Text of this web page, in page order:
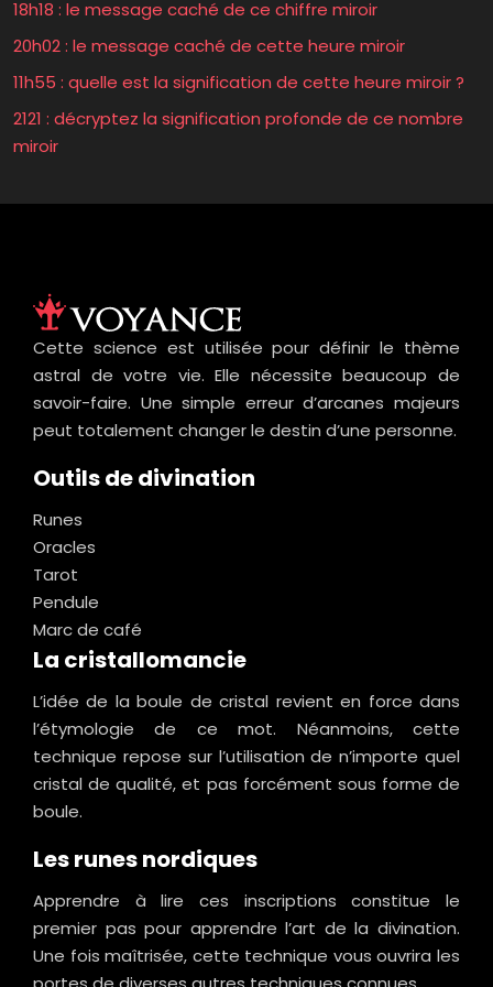
18h18 : le message caché de ce chiffre miroir
20h02 : le message caché de cette heure miroir
11h55 : quelle est la signification de cette heure miroir ?
2121 : décryptez la signification profonde de ce nombre
miroir
Cette science est utilisée pour définir le thème
astral de votre vie. Elle nécessite beaucoup de
savoir-faire. Une simple erreur d’arcanes majeurs
peut totalement changer le destin d’une personne.
Outils de divination
Runes
Oracles
Tarot
Pendule
Marc de café
La cristallomancie
L’idée de la boule de cristal revient en force dans
l’étymologie de ce mot. Néanmoins, cette
technique repose sur l’utilisation de n’importe quel
cristal de qualité, et pas forcément sous forme de
boule.
Les runes nordiques
Apprendre à lire ces inscriptions constitue le
premier pas pour apprendre l’art de la divination.
Une fois maîtrisée, cette technique vous ouvrira les